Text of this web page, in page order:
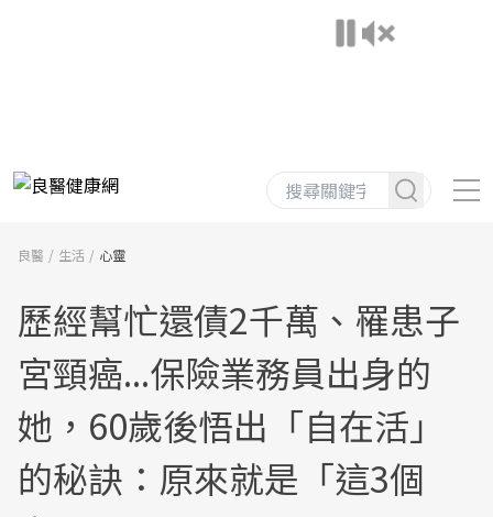
良醫 生活 心靈
歷經幫忙還債2千萬、罹患子
宮頸癌...保險業務員出身的
她，60歲後悟出「自在活」
的秘訣：原來就是「這3個